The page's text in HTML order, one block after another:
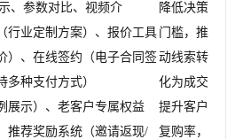
、参数对比、视频介
行业定制方案）、报价工具
）、在线签约（电子合同签
多种支付方式）
降低决策
门槛，推
动线索转
化为成交
展示）、老客户专属权益
推荐奖励系统（邀请返现/
提升客户
复购率，